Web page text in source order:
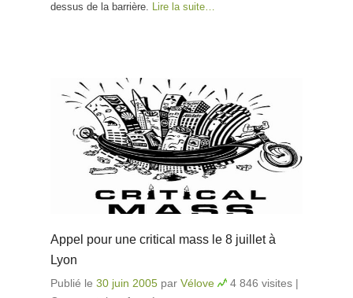
dessus de la barrière. Lire la suite…
Appel pour une critical mass le 8 juillet à
Lyon
Publié le 30 juin 2005 par Vélove 4 846 visites |